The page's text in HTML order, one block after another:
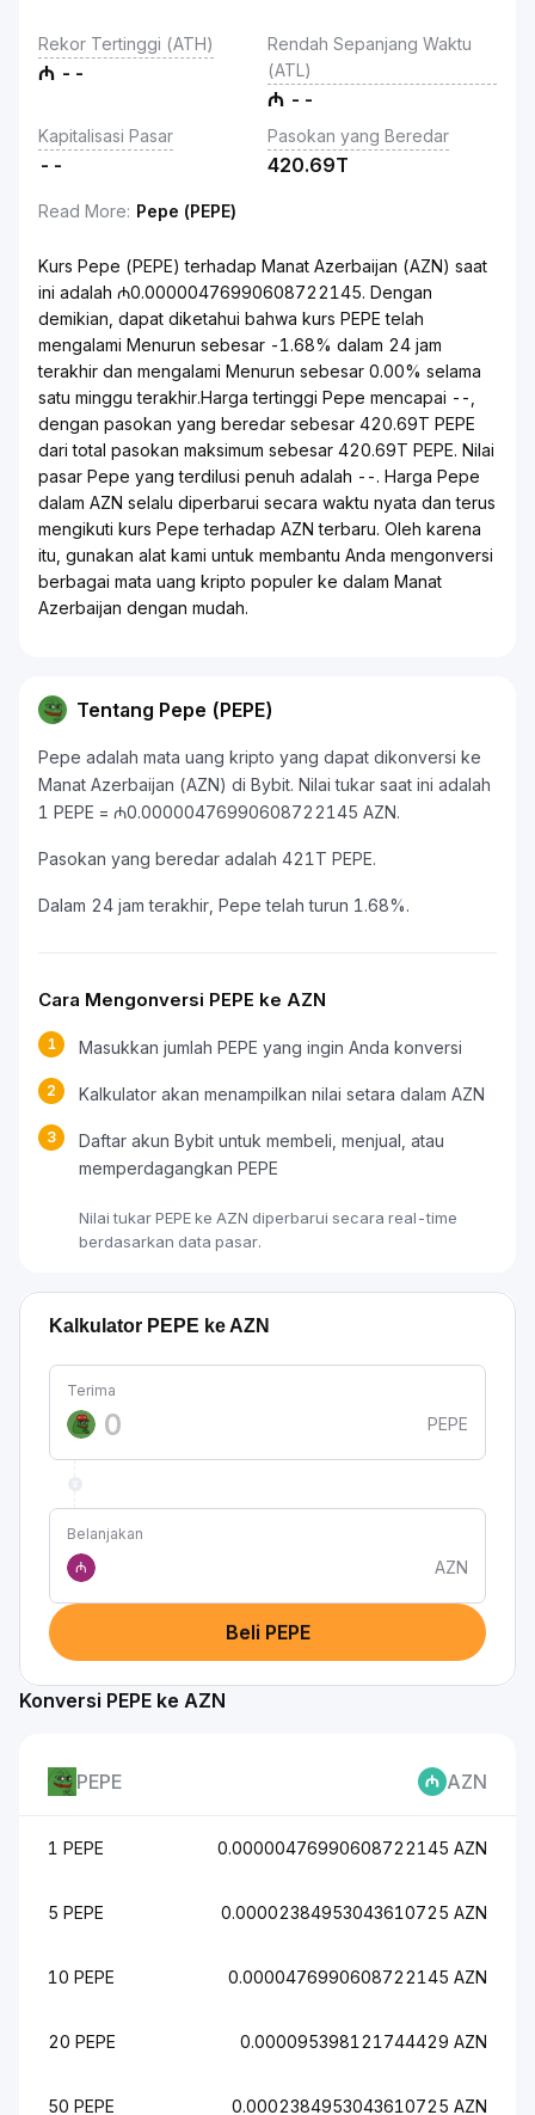
Rekor Tertinggi (ATH)
₼ --
Rendah Sepanjang Waktu
(ATL)
₼ --
Kapitalisasi Pasar
--
Pasokan yang Beredar
420.69T
Read More: Pepe (PEPE)
Kurs Pepe (PEPE) terhadap Manat Azerbaijan (AZN) saat
ini adalah ₼0.00000476990608722145. Dengan
demikian, dapat diketahui bahwa kurs PEPE telah
mengalami Menurun sebesar -1.68% dalam 24 jam
terakhir dan mengalami Menurun sebesar 0.00% selama
satu minggu terakhir.Harga tertinggi Pepe mencapai --,
dengan pasokan yang beredar sebesar 420.69T PEPE
dari total pasokan maksimum sebesar 420.69T PEPE. Nilai
pasar Pepe yang terdilusi penuh adalah --. Harga Pepe
dalam AZN selalu diperbarui secara waktu nyata dan terus
mengikuti kurs Pepe terhadap AZN terbaru. Oleh karena
itu, gunakan alat kami untuk membantu Anda mengonversi
berbagai mata uang kripto populer ke dalam Manat
Azerbaijan dengan mudah.
Tentang Pepe (PEPE)
Pepe adalah mata uang kripto yang dapat dikonversi ke
Manat Azerbaijan (AZN) di Bybit. Nilai tukar saat ini adalah
1 PEPE = ₼0.00000476990608722145 AZN.
Pasokan yang beredar adalah 421T PEPE.
Dalam 24 jam terakhir, Pepe telah turun 1.68%.
Cara Mengonversi PEPE ke AZN
1 Masukkan jumlah PEPE yang ingin Anda konversi
2 Kalkulator akan menampilkan nilai setara dalam AZN
3
Daftar akun Bybit untuk membeli, menjual, atau
memperdagangkan PEPE
Nilai tukar PEPE ke AZN diperbarui secara real-time
berdasarkan data pasar.
Kalkulator PEPE ke AZN
Terima
PEPE
Belanjakan
₼
AZN
Beli PEPE
Konversi PEPE ke AZN
PEPE AZN
1 PEPE 0.00000476990608722145 AZN
5 PEPE 0.00002384953043610725 AZN
10 PEPE 0.0000476990608722145 AZN
20 PEPE 0.000095398121744429 AZN
50 PEPE 0.0002384953043610725 AZN